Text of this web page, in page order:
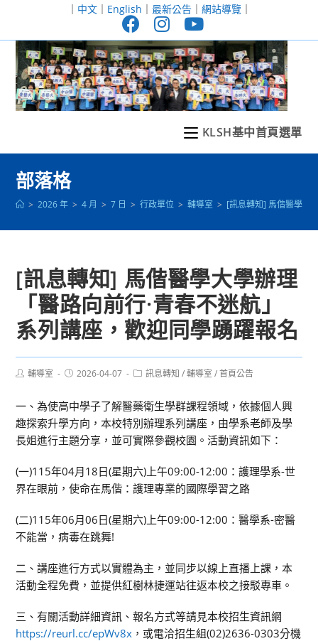
至
｜ 中文｜ English ｜ 最新公告｜ 網站導覽｜
KLSH基中首頁選單
部落格
> 2026 年 > 4 月 > 7 日 > 行政單位 > 輔導室 > [訊息轉知] 馬偕醫學大
[訊息轉知] 馬偕醫學大學辦理
「醫路向前行·青春不迷航」
系列講座，歡迎同學踴躍報名
Post輔導室
Post2026-04-07
Post訊息轉知 / 輔導室 / 首頁公告
一、為使高中學子了解醫藥衛生學群課程領域，依據個人興
趣探索升學方向，本校特別辦理系列講座，由學系老師及學
長姐進行主題分享，並可實際參觀校園。活動資訊如下：
(一)115年04月18日(星期六)上午09:00-12:00：護理學系-世
界在眼前，使命在馬偕：護理專業的國際學習之路
(二)115年06月06日(星期六)上午09:00-12:00：醫學系-密醫
不能當，病毒在跳舞!
二、講座進行方式以實體為主，並同步以線上直播上課，本
活動全程免費，並提供紅樹林捷運站往返本校之接駁專車。
三、有關活動詳細資訊、報名方式等請見本校招生資訊網
https://reurl.cc/epWv8x ，或電洽招生組(02)2636-0303分機